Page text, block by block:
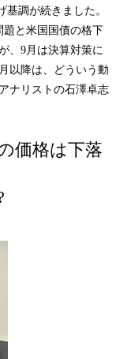
調が続きました。
と米国国債の格下
、9月は決算対策に
以降は、どういう動
ナリストの石澤卓志
価格は下落